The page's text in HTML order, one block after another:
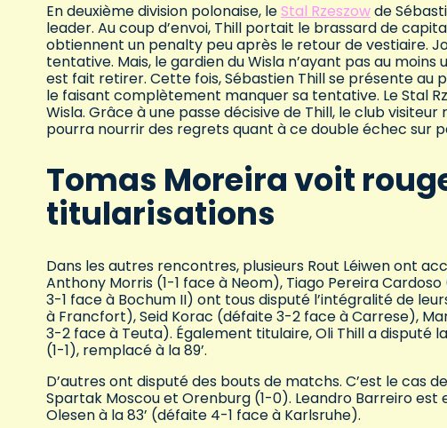
En deuxième division polonaise, leStal Rzeszowde
leader. Au coup d’envoi, Thill portait le brassard de
obtiennent un penalty peu après le retour de vestiaire.
tentative. Mais, le gardien du Wisla n’ayant pas au
est fait retirer. Cette fois, Sébastien Thill se présente au
le faisant complètement manquer sa tentative. Le Stal
Wisla. Grâce à une passe décisive de Thill, le club visiteur
pourra nourrir des regrets quant à ce double échec sur
Tomas Moreira voit
titularisations
Dans les autres rencontres, plusieurs Rout Léiwen ont
Anthony Morris (1-1 face à Neom), Tiago Pereira
3-1 face à Bochum II) ont tous disputé l’intégralité de
à Francfort), Seid Korac (défaite 3-2 face à Carrese),
3-2 face à Teuta). Également titulaire, Oli Thill a disputé
(1-1), remplacé à la 89’.
D’autres ont disputé des bouts de matchs. C’est le
Spartak Moscou et Orenburg (1-0). Leandro Barreiro
Olesen à la 83’ (défaite 4-1 face à Karlsruhe).